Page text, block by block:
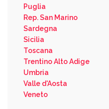
Puglia
Rep. San Marino
Sardegna
Sicilia
Toscana
Trentino Alto Adige
Umbria
Valle d'Aosta
Veneto